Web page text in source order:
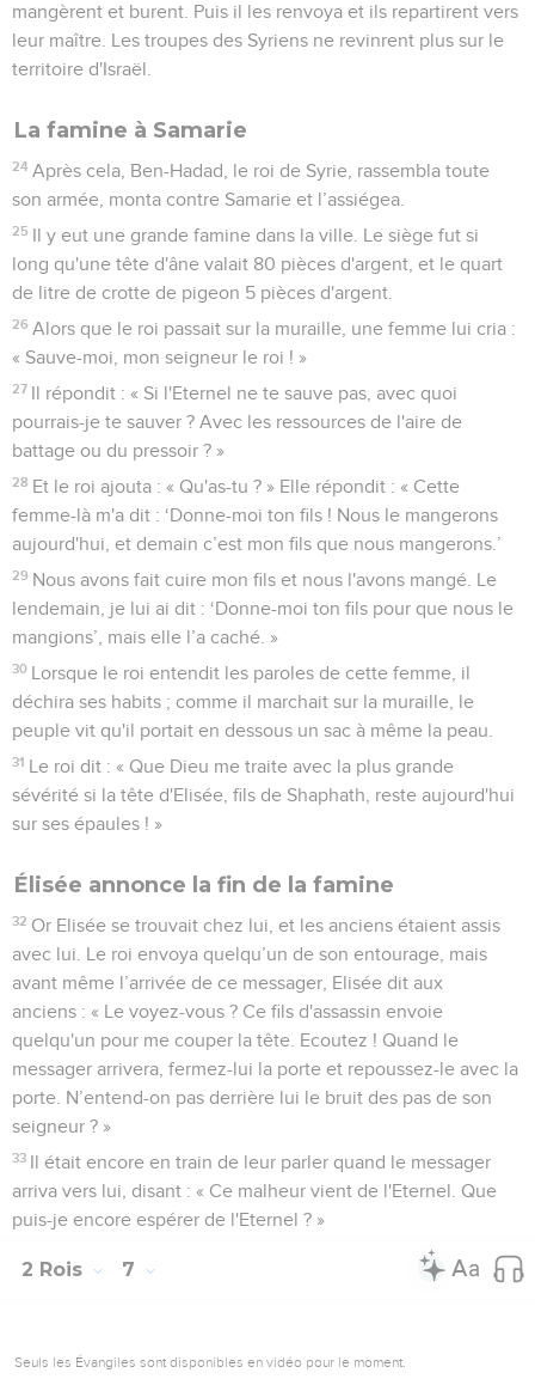
mangèrent et burent. Puis il les renvoya et ils repartirent vers
leur maître. Les troupes des Syriens ne revinrent plus sur le
territoire d'Israël.
La famine à Samarie
24 Après cela, Ben-Hadad, le roi de Syrie, rassembla toute
son armée, monta contre Samarie et l’assiégea.
25 Il y eut une grande famine dans la ville. Le siège fut si
long qu'une tête d'âne valait 80 pièces d'argent, et le quart
de litre de crotte de pigeon 5 pièces d'argent.
26 Alors que le roi passait sur la muraille, une femme lui cria :
« Sauve-moi, mon seigneur le roi ! »
27 Il répondit : « Si l'Eternel ne te sauve pas, avec quoi
pourrais-je te sauver ? Avec les ressources de l'aire de
battage ou du pressoir ? »
28 Et le roi ajouta : « Qu'as-tu ? » Elle répondit : « Cette
femme-là m'a dit : ‘Donne-moi ton fils ! Nous le mangerons
aujourd'hui, et demain c’est mon fils que nous mangerons.’
29 Nous avons fait cuire mon fils et nous l'avons mangé. Le
lendemain, je lui ai dit : ‘Donne-moi ton fils pour que nous le
mangions’, mais elle l’a caché. »
30 Lorsque le roi entendit les paroles de cette femme, il
déchira ses habits ; comme il marchait sur la muraille, le
peuple vit qu'il portait en dessous un sac à même la peau.
31 Le roi dit : « Que Dieu me traite avec la plus grande
sévérité si la tête d'Elisée, fils de Shaphath, reste aujourd'hui
sur ses épaules ! »
Élisée annonce la fin de la famine
32 Or Elisée se trouvait chez lui, et les anciens étaient assis
avec lui. Le roi envoya quelqu’un de son entourage, mais
avant même l’arrivée de ce messager, Elisée dit aux
anciens : « Le voyez-vous ? Ce fils d'assassin envoie
quelqu'un pour me couper la tête. Ecoutez ! Quand le
messager arrivera, fermez-lui la porte et repoussez-le avec la
porte. N’entend-on pas derrière lui le bruit des pas de son
seigneur ? »
33 Il était encore en train de leur parler quand le messager
arriva vers lui, disant : « Ce malheur vient de l'Eternel. Que
puis-je encore espérer de l'Eternel ? »
2 Rois 7
Seuls les Évangiles sont disponibles en vidéo pour le moment.